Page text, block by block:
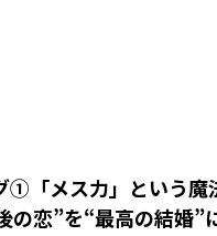
①「メス力」という魔
の恋”を“最高の結婚”